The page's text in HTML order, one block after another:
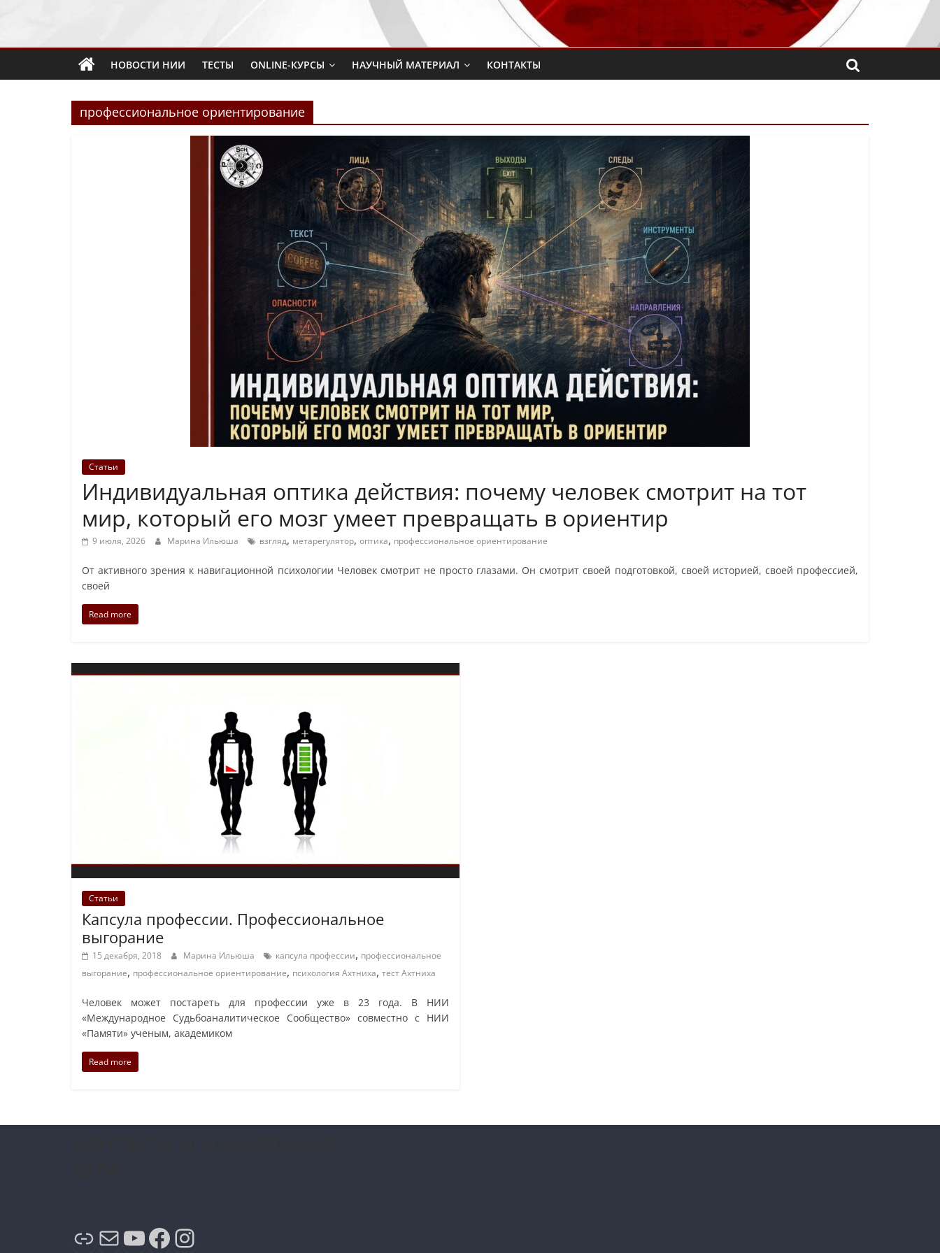
НОВОСТИ НИИ ТЕСТЫ ONLINE-КУРСЫ НАУЧНЫЙ МАТЕРИАЛ КОНТАКТЫ
профессиональное ориентирование
Статьи
Индивидуальная оптика действия: почему человек смотрит на тот
мир, который его мозг умеет превращать в ориентир
9 июля, 2026 Марина Ильюша взгляд, метарегулятор, оптика, профессиональное ориентирование
От активного зрения к навигационной психологии Человек смотрит не просто глазами. Он смотрит своей подготовкой, своей историей, своей профессией,
своей
Read more
Статьи
Капсула профессии. Профессиональное
выгорание
15 декабря, 2018 Марина Ильюша капсула профессии, профессиональное
выгорание, профессиональное ориентирование, психология Ахтниха, тест Ахтниха
Человек может постареть для профессии уже в 23 года. В НИИ
«Международное Судьбоаналитическое Сообщество» совместно с НИИ
«Памяти» ученым, академиком
Read more
Ссылка
Почта
YouTube
Facebook
Instagram